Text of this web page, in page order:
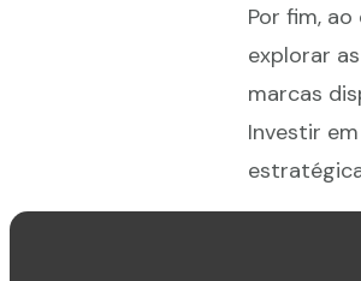
Por fim,
explorar
marcas
Investir